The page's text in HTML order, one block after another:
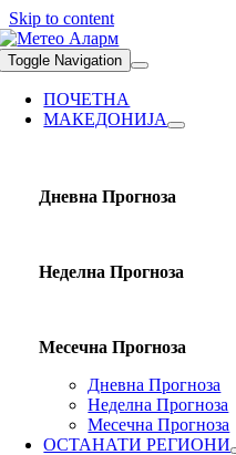
Skip to content
Toggle Navigation
ПОЧЕТНА
МАКЕДОНИЈА
Дневна Прогноза
Неделна Прогноза
Месечна Прогноза
Дневна Прогноза
Неделна Прогноза
Месечна Прогноза
ОСТАНАТИ РЕГИОНИ